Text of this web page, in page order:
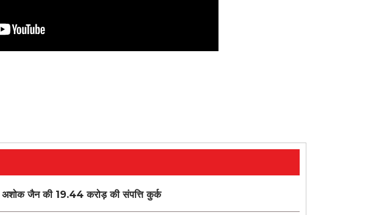
अशोक जैन की 19.44 करोड़ की संपत्ति कुर्क